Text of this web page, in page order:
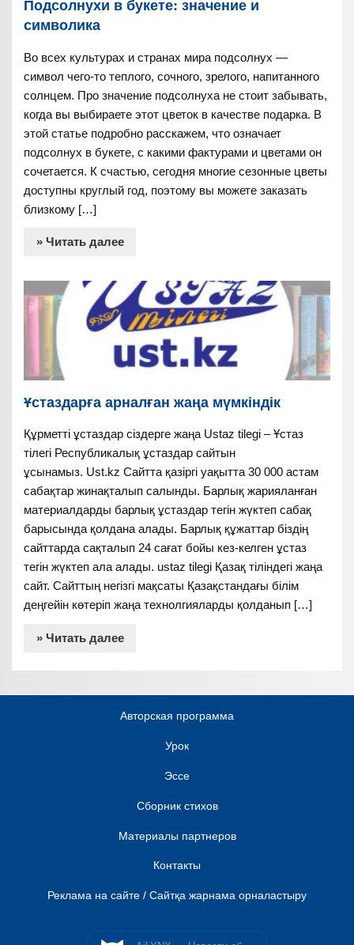
Подсолнухи в букете: значение и
символика
Во всех культурах и странах мира подсолнух —
символ чего-то теплого, сочного, зрелого, напитанного
солнцем. Про значение подсолнуха не стоит забывать,
когда вы выбираете этот цветок в качестве подарка. В
этой статье подробно расскажем, что означает
подсолнух в букете, с какими фактурами и цветами он
сочетается. К счастью, сегодня многие сезонные цветы
доступны круглый год, поэтому вы можете заказать
близкому […]
» Читать далее
Ұстаздарға арналған жаңа мүмкіндік
Құрметті ұстаздар сіздерге жаңа Ustaz tilegi – Ұстаз
тілегі Республикалық ұстаздар сайтын
ұсынамыз. Ust.kz Сайтта қазіргі уақытта 30 000 астам
сабақтар жинақталып салынды. Барлық жарияланған
материалдарды барлық ұстаздар тегін жүктеп сабақ
барысында қолдана алады. Барлық құжаттар біздің
сайттарда сақталып 24 сағат бойы кез-келген ұстаз
тегін жүктеп ала алады. ustaz tilegi Қазақ тіліндегі жаңа
сайт. Сайттың негізгі мақсаты Қазақстандағы білім
деңгейін көтеріп жаңа технолгияларды қолданып […]
» Читать далее
Авторская программа
Урок
Эссе
Сборник стихов
Материалы партнеров
Контакты
Реклама на сайте / Сайтқа жарнама орналастыру